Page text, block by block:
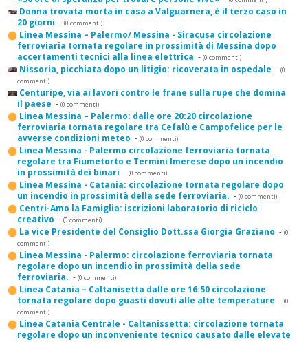
Donna trovata morta in casa a Valguarnera, è il terzo caso in
20 giorni - (0 commenti)
Linea Messina – Palermo/ Messina - Siracusa circolazione
ferroviaria tornata regolare in prossimità di Messina dopo
accertamenti tecnici alla linea elettrica - (0 commenti)
Nissoria, picchiata dopo un litigio: ricoverata in ospedale - (0
commenti)
Centuripe, via ai lavori contro le frane sulla rupe che domina
il paese - (0 commenti)
Linea Messina – Palermo: dalle ore 20:20 circolazione
ferroviaria tornata regolare tra Cefalù e Campofelice per le
avverse condizioni meteo - (0 commenti)
Linea Messina - Palermo circolazione ferroviaria tornata
regolare tra Fiumetorto e Termini Imerese dopo un incendio
in prossimità dei binari - (0 commenti)
Linea Messina - Catania: circolazione tornata regolare dopo
un incendio in prossimità della sede ferroviaria. - (0 commenti)
Centri-Amo la Famiglia: iscrizioni laboratorio di riciclo
creativo - (0 commenti)
La vice Presidente del Consiglio Dott.ssa Giorgia Graziano - (0
commenti)
Linea Messina - Palermo: circolazione ferroviaria tornata
regolare dopo un incendio in prossimità della sede
ferroviaria. - (0 commenti)
Linea Catania – Caltanisetta dalle ore 16:50 circolazione
tornata regolare dopo guasti dovuti alle alte temperature - (0
commenti)
Linea Catania Centrale - Caltanissetta: circolazione tornata
regolare dopo un inconveniente tecnico causato dalle elevate